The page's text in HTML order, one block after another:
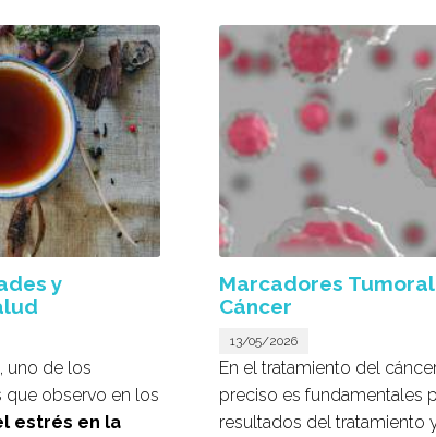
y
uno de los
que observo en los
estrés en la
Marcadores
Cáncer
13/05/2026
En el tratamiento del
preciso es fundamentales
resultados del tratamiento